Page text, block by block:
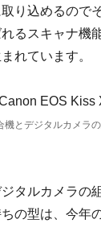
り込めるので
るスキャナ機
れています。
機とデジタルカメラ
タルカメラの
の型は、今年